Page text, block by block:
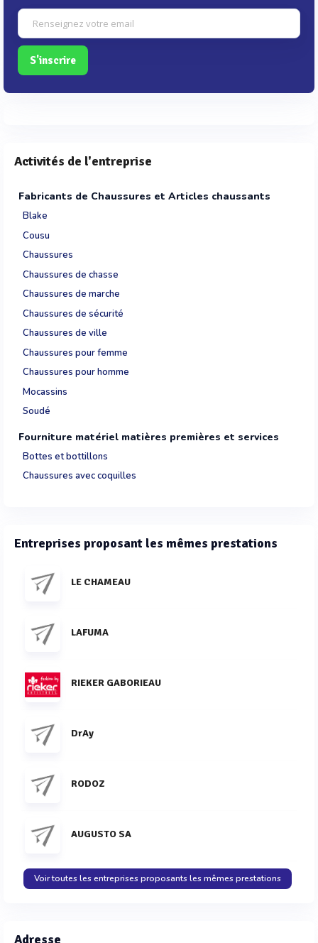
S'inscrire
Activités de l'entreprise
Fabricants de Chaussures et Articles chaussants
Blake
Cousu
Chaussures
Chaussures de chasse
Chaussures de marche
Chaussures de sécurité
Chaussures de ville
Chaussures pour femme
Chaussures pour homme
Mocassins
Soudé
Fourniture matériel matières premières et services
Bottes et bottillons
Chaussures avec coquilles
Entreprises proposant les mêmes prestations
LE CHAMEAU
LAFUMA
RIEKER GABORIEAU
DrAy
RODOZ
AUGUSTO SA
Voir toutes les entreprises proposants les mêmes prestations
Adresse